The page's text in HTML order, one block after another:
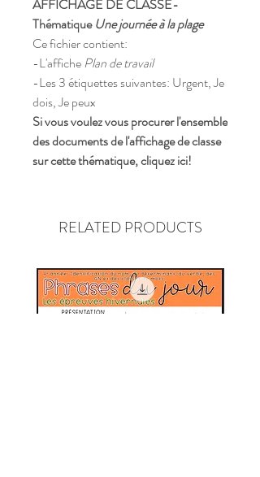
AFFICHAGE DE CLASSE-
ThématiqueUne journée à la plage
Ce fichier contient:
-L'affichePlan de travail
-Les 3 étiquettes suivantes: Urgent, Je
dois, Je peux
Si vous voulez vous procurer l'ensemble
des documents de l'affichage de classe
sur cette thématique, cliquez ici!
RELATED PRODUCTS